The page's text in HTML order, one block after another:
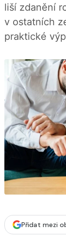
liší zdanění
v ostatních
praktické
Přidat mezi